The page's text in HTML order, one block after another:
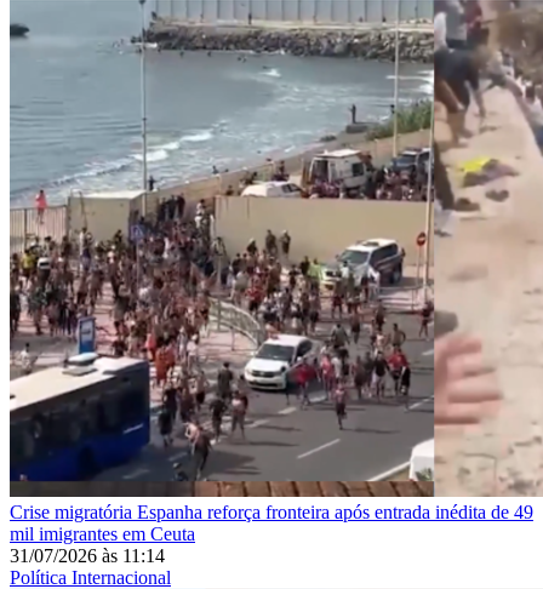
Crise migratória Espanha reforça fronteira após entrada inédita de 49
mil imigrantes em Ceuta
31/07/2026 às 11:14
Política Internacional